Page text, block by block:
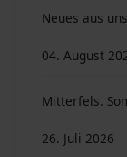
Neues aus
04. August
Mitterfels.
26. Juli 2026